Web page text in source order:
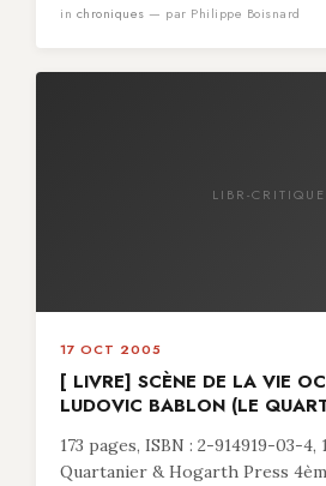
in chroniques — par Philippe Boisnard
LIBR-CRITIQUE
17 OCT 2005
[ LIVRE] SCÈNE DE LA VIE
LUDOVIC BABLON (LE
173 pages, ISBN : 2-914919-03-
Quartanier & Hogarth Press